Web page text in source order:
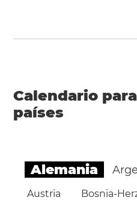
Calendario
países
Alemania
Austria Bosnia-